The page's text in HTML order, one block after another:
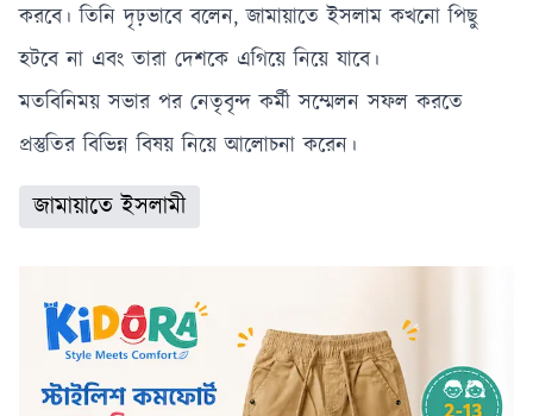
করবে। তিনি দৃঢ়ভাবে বলেন, জামায়াতে ইসলাম কখনো পিছু
হটবে না এবং তারা দেশকে এগিয়ে নিয়ে যাবে।
মতবিনিময় সভার পর নেতৃবৃন্দ কর্মী সম্মেলন সফল করতে
প্রস্তুতির বিভিন্ন বিষয় নিয়ে আলোচনা করেন।
জামায়াতে ইসলামী